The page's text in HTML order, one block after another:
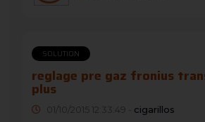
SOLUTION
reglage pre gaz fronius
plus
01/10/2015 12:33:49 - cigarillos